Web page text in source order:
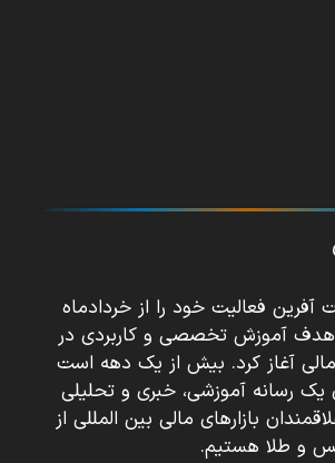
فعالیت خود را از خردادماه
با هدف آموزش تخصصی و کاربردی در
مالی آغاز کرد. بیش از یک دهه است
یک رسانه آموزشی، خبری و تحلیلی
بازارهای مالی بین المللی از
و طلا هستیم.